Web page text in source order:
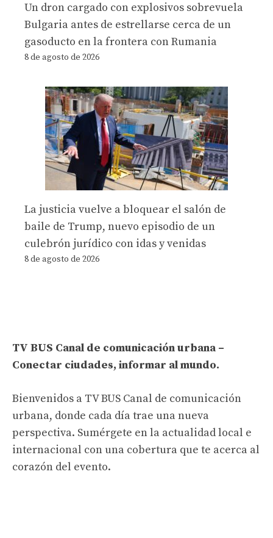
Un dron cargado con explosivos sobrevuela
Bulgaria antes de estrellarse cerca de un
gasoducto en la frontera con Rumania
8 de agosto de 2026
La justicia vuelve a bloquear el salón de
baile de Trump, nuevo episodio de un
culebrón jurídico con idas y venidas
8 de agosto de 2026
TV BUS Canal de comunicación urbana –
Conectar ciudades, informar al mundo.
Bienvenidos a TV BUS Canal de comunicación
urbana, donde cada día trae una nueva
perspectiva. Sumérgete en la actualidad local e
internacional con una cobertura que te acerca al
corazón del evento.